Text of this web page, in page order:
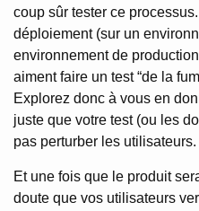
coup sûr tester ce
déploiement (sur un
environnement de
aiment faire un test “de la
Explorez donc à vous en
juste que votre test (ou les
pas perturber les utilisateurs.
Et une fois que le produit
doute que vos utilisateurs